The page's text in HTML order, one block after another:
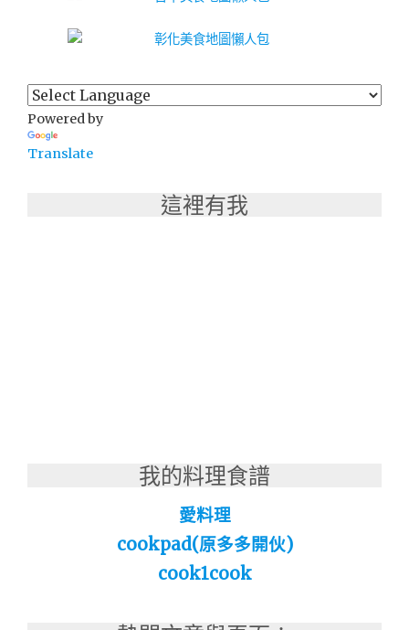
Powered by
Translate
這裡有我
我的料理食譜
愛料理
cookpad(原多多開伙)
cook1cook